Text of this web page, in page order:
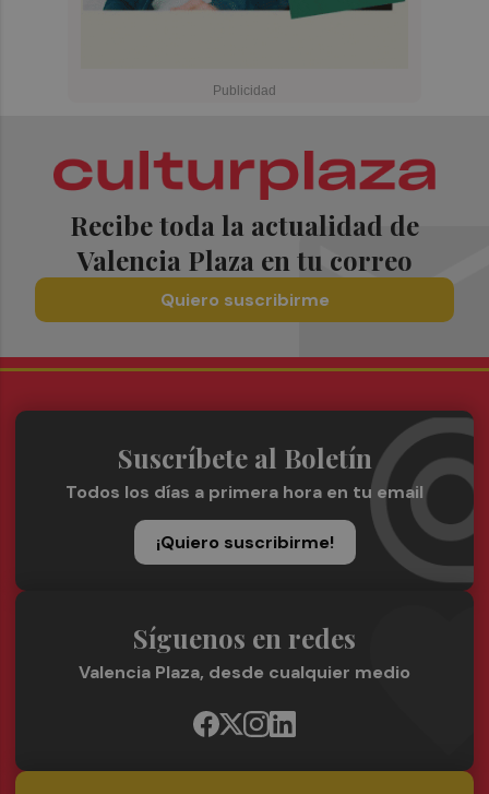
Recibe toda la actualidad de
Valencia Plaza en tu correo
Quiero suscribirme
Suscríbete al Boletín
Todos los días a primera hora en tu email
¡Quiero suscribirme!
Síguenos en redes
Valencia Plaza, desde cualquier medio